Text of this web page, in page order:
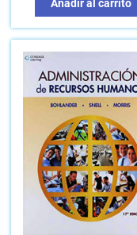
Añadir al carrito